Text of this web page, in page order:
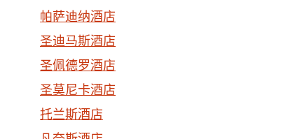
帕萨迪纳酒店
圣迪马斯酒店
圣佩德罗酒店
圣莫尼卡酒店
托兰斯酒店